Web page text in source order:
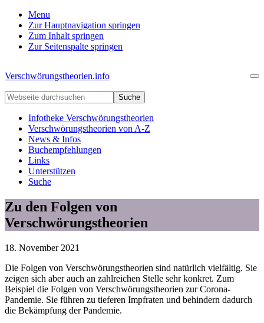
Menu
Zur Hauptnavigation springen
Zum Inhalt springen
Zur Seitenspalte springen
Verschwörungstheorien.info
Beiträge
zu
Merkmalen,
Funktionen
Risiken
konspirationistischen
Denkens
Webseite
durchsuchen
Infotheke Verschwörungstheorien
Verschwörungstheorien von A-Z
News & Infos
Buchempfehlungen
Links
Unterstützen
Suche
Zu den Folgen von
Verschwörungstheorien
18. November 2021
Die Folgen von Verschwörungstheorien sind natürlich vielfältig. Sie
zeigen sich aber auch an zahlreichen Stelle sehr konkret. Zum
Beispiel die Folgen von Verschwörungstheorien zur Corona-
Pandemie. Sie führen zu tieferen Impfraten und behindern dadurch
die Bekämpfung der Pandemie.